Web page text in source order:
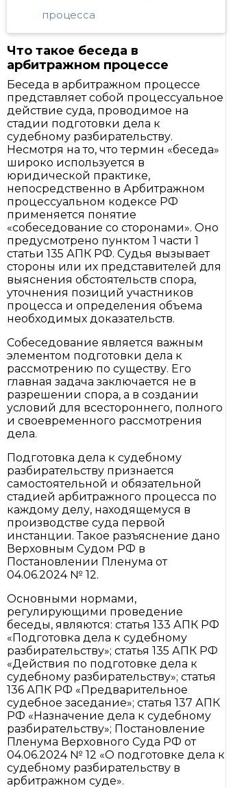
процесса
Что такое беседа в
арбитражном процессе
Беседа в арбитражном процессе
представляет собой процессуальное
действие суда, проводимое на
стадии подготовки дела к
судебному разбирательству.
Несмотря на то, что термин «беседа»
широко используется в
юридической практике,
непосредственно в Арбитражном
процессуальном кодексе РФ
применяется понятие
«собеседование со сторонами». Оно
предусмотрено пунктом 1 части 1
статьи 135 АПК РФ. Судья вызывает
стороны или их представителей для
выяснения обстоятельств спора,
уточнения позиций участников
процесса и определения объема
необходимых доказательств.
Собеседование является важным
элементом подготовки дела к
рассмотрению по существу. Его
главная задача заключается не в
разрешении спора, а в создании
условий для всестороннего, полного
и своевременного рассмотрения
дела.
Подготовка дела к судебному
разбирательству признается
самостоятельной и обязательной
стадией арбитражного процесса по
каждому делу, находящемуся в
производстве суда первой
инстанции. Такое разъяснение дано
Верховным Судом РФ в
Постановлении Пленума от
04.06.2024 № 12.
Основными нормами,
регулирующими проведение
беседы, являются: статья 133 АПК РФ
«Подготовка дела к судебному
разбирательству»; статья 135 АПК РФ
«Действия по подготовке дела к
судебному разбирательству»; статья
136 АПК РФ «Предварительное
судебное заседание»; статья 137 АПК
РФ «Назначение дела к судебному
разбирательству»; Постановление
Пленума Верховного Суда РФ от
04.06.2024 № 12 «О подготовке дела к
судебному разбирательству в
арбитражном суде».